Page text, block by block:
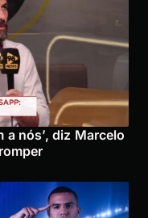
a nós’, diz Marcelo